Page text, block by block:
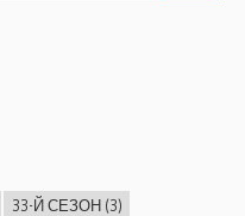
33-Й СЕЗОН(3)